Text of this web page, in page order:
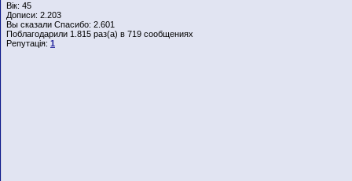
Вік: 45
Дописи: 2.203
Вы сказали Спасибо: 2.601
Поблагодарили 1.815 раз(а) в 719 сообщениях
Репутація: 1